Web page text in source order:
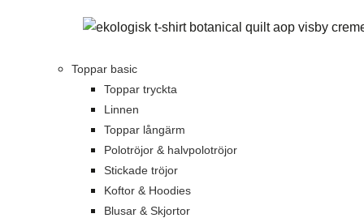
Toppar basic
Toppar tryckta
Linnen
Toppar långärm
Polotröjor & halvpolotröjor
Stickade tröjor
Koftor & Hoodies
Blusar & Skjortor